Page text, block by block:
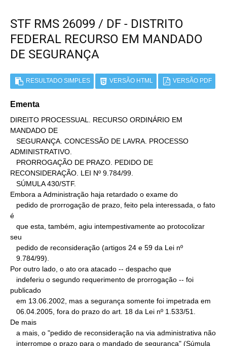
STF RMS 26099 / DF - DISTRITO
FEDERAL RECURSO EM MANDADO
DE SEGURANÇA
RESULTADO SIMPLES VERSÃO HTML VERSÃO PDF
Ementa
DIREITO PROCESSUAL. RECURSO ORDINÁRIO EM
MANDADO DE
ADMINISTRATIVO.
RECONSIDERAÇÃO. LEI Nº 9.784/99.
Embora a Administração haja retardado o exame do
é
seu
Por outro lado, o ato ora atacado -- despacho que
publicado
De mais